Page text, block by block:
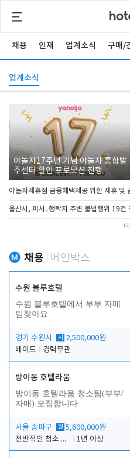
채용 인재 업계소식 구매/
업계소식
야놀자17주년 기념 야놀자 통합발
주센터 할인 프로모션 진행
야놀자제휴점 금융혜택제공 위한 제휴 및
울산시, 피서․행락지 주변 불법행위 19건
더
채용 메인박스
수원 블루호텔
수원 블루호텔에서 부부 자매
팀찾아요
경기 수원시 시
2,500,000원
메이드
경력무관
방이동 호텔라움
방이동 호텔라움 청소팀(부부/
자매) 모집합니다.
서울 송파구 월 5,600,000원
전반적인 청소 업무(객실청소.객실정리)
1년 이상